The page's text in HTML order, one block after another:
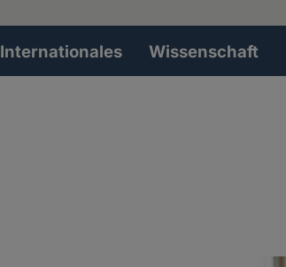
Volltextsuche
Internationales Wissenschaft